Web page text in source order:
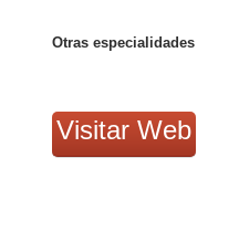
Otras especialidades
Visitar Web